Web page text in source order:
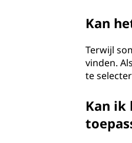
Kan
Terwijl
vinden.
te
Kan